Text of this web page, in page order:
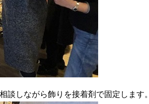
談しながら飾りを接着剤で固定します。